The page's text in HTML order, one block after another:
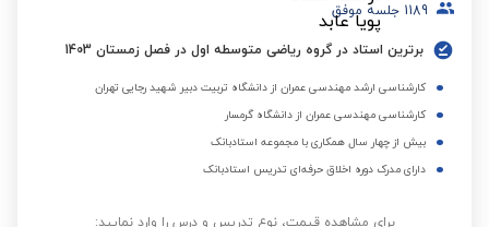
1189 جلسه موفق
برترین استاد در گروه ریاضی متوسطه اول در فصل زمستان 1403
کارشناسی ارشد مهندسی عمران از دانشگاه تربیت دبیر شهید رجایی تهران
کارشناسی مهندسی عمران از دانشگاه گرمسار
بیش از چهار سال همکاری با مجموعه استادبانک
دارای مدرک دوره اخلاق حرفه‌ای تدریس استادبانک
برای مشاهده قیمت، نوع تدریس و درس را وارد نمایید: